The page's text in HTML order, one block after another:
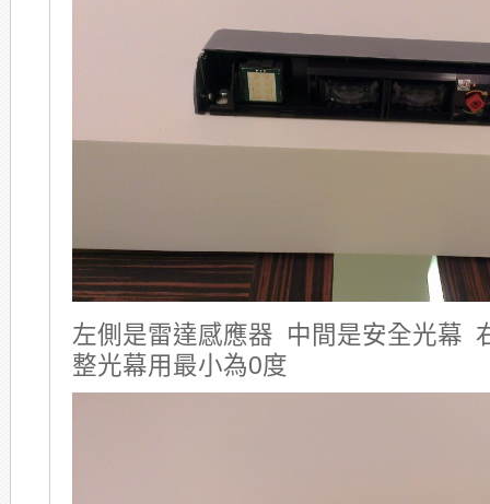
左側是雷達感應器 中間是安全光幕
整光幕用最小為0度